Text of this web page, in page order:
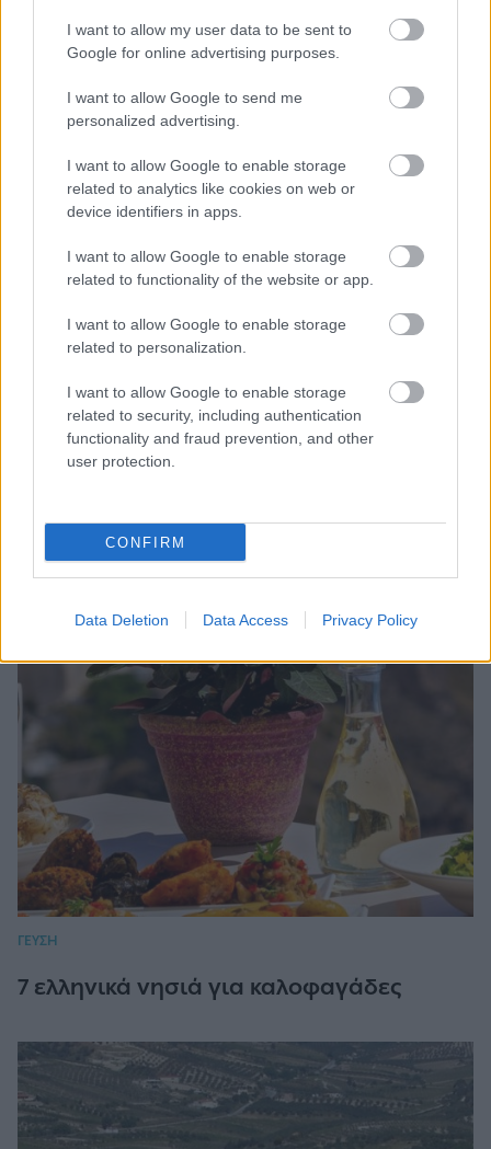
I want to allow my user data to be sent to
Google for online advertising purposes.
I want to allow Google to send me
personalized advertising.
I want to allow Google to enable storage
related to analytics like cookies on web or
device identifiers in apps.
I want to allow Google to enable storage
related to functionality of the website or app.
I want to allow Google to enable storage
related to personalization.
I want to allow Google to enable storage
related to security, including authentication
functionality and fraud prevention, and other
user protection.
CONFIRM
Data Deletion Data Access Privacy Policy
ΗΡΑΚΛΕΙΟ - ΔΙΑΜΟΝΗ
ΓΕΥΣΗ
ΠΕΡΙΣΣΟΤΕΡΑ
ΓΕΥΣΗ
7 ελληνικά νησιά για καλοφαγάδες